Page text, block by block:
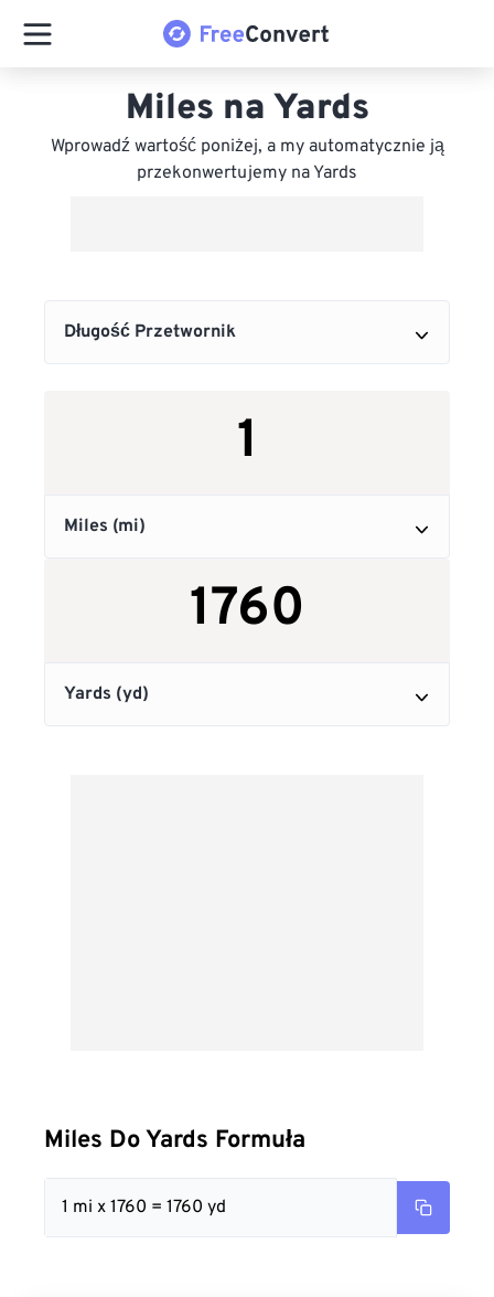
Miles na Yards
Wprowadź wartość poniżej, a my automatycznie ją
przekonwertujemy na Yards
Miles Do Yards Formuła
1 mi x 1760 = 1760 yd